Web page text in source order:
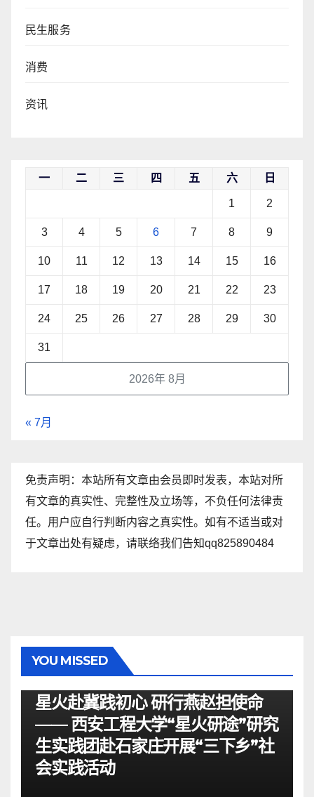
民生服务
消费
资讯
2026年 8月
一 二 三 四 五 六 日
1 2
3 4 5 6 7 8 9
10 11 12 13 14 15 16
17 18 19 20 21 22 23
24 25 26 27 28 29 30
31
« 7月
免责声明：本站所有文章由会员即时发表，本站对所
有文章的真实性、完整性及立场等，不负任何法律责
任。用户应自行判断内容之真实性。如有不适当或对
于文章出处有疑虑，请联络我们告知qq825890484
YOU MISSED
星火赴冀践初心 研行燕赵担使命
—— 西安工程大学“星火研途”研究
生实践团赴石家庄开展“三下乡”社
会实践活动